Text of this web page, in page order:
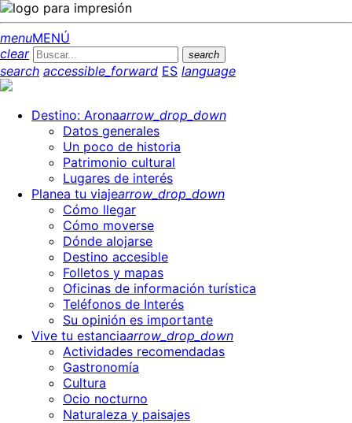
menuMENÚ
clear
search
search accessible_forward ES language
Destino: Aronaarrow_drop_down
Datos generales
Un poco de historia
Patrimonio cultural
Lugares de interés
Planea tu viajearrow_drop_down
Cómo llegar
Cómo moverse
Dónde alojarse
Destino accesible
Folletos y mapas
Oficinas de información turística
Teléfonos de Interés
Su opinión es importante
Vive tu estanciaarrow_drop_down
Actividades recomendadas
Gastronomía
Cultura
Ocio nocturno
Naturaleza y paisajes